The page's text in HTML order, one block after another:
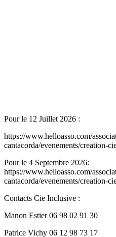
Pour le 12 Juillet 2026 :
https://www.helloasso.com/
cantacorda/evenements/creation-
Pour le 4 Septembre 2026:
https://www.helloasso.com/
cantacorda/evenements/creation-
Contacts Cie Inclusive :
Manon Estier 06 98 02 91 30
Patrice Vichy 06 12 98 73 17